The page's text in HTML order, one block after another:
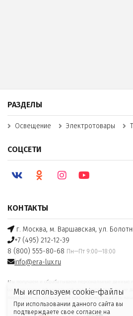
Мы используем cookie-файлы
При использовании данного сайта вы
подтверждаете свое согласие на
КОНТАКТЫ
г. Москва, м. Варшавская, ул.
+7 (495) 212-12-39
8 (800) 555-80-68 Пн—Пт 9:00—18:00
info@era-lux.ru
Мы получаем и обрабатываем персональные данные
соответствии софициальной политикой. Если вы не
персональных данных, Вам необходимо покинуть наш
РАЗДЕЛЫ
Освещение Электротовары
СОЦСЕТИ